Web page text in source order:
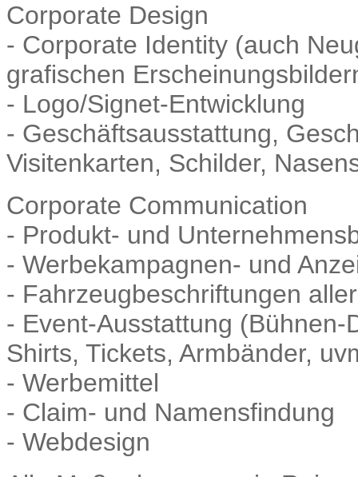
Corporate Design
- Corporate Identity (auch
grafischen
- Logo/Signet-Entwicklung
- Geschäftsausstattung,
Visitenkarten, Schilder,
Corporate Communication
- Produkt- und
- Werbekampagnen- und
- Fahrzeugbeschriftungen
- Event-Ausstattung
Shirts, Tickets, Armbänder,
- Werbemittel
- Claim- und Namensfindung
- Webdesign